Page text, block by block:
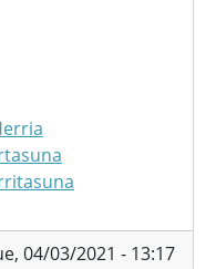
04/03/2021 - 13:17